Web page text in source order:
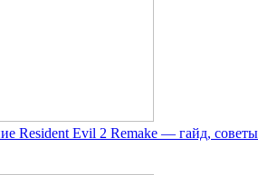
Resident Evil 2 Remake — гайд,